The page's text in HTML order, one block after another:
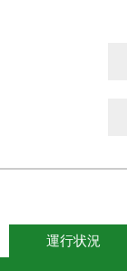
運行状況